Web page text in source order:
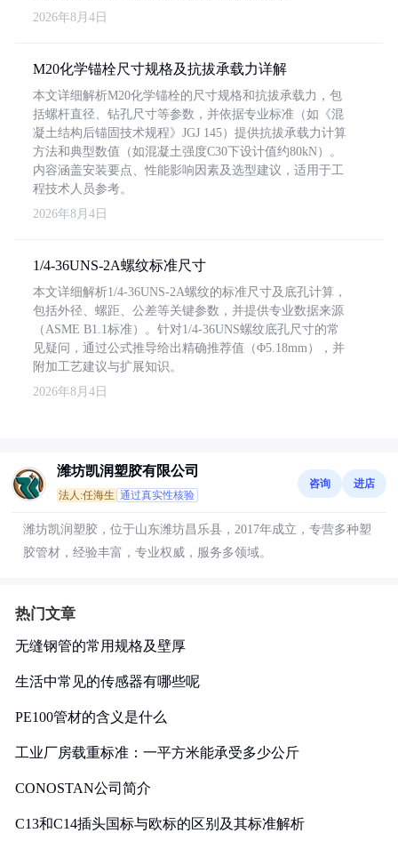
2026年8月4日
M20化学锚栓尺寸规格及抗拔承载力详解
本文详细解析M20化学锚栓的尺寸规格和抗拔承载力，包
括螺杆直径、钻孔尺寸等参数，并依据专业标准（如《混
凝土结构后锚固技术规程》JGJ 145）提供抗拔承载力计算
方法和典型数值（如混凝土强度C30下设计值约80kN）。
内容涵盖安装要点、性能影响因素及选型建议，适用于工
程技术人员参考。
2026年8月4日
1/4-36UNS-2A螺纹标准尺寸
本文详细解析1/4-36UNS-2A螺纹的标准尺寸及底孔计算，
包括外径、螺距、公差等关键参数，并提供专业数据来源
（ASME B1.1标准）。针对1/4-36UNS螺纹底孔尺寸的常
见疑问，通过公式推导给出精确推荐值（Φ5.18mm），并
附加工艺建议与扩展知识。
2026年8月4日
潍坊凯润塑胶有限公司
法人:任海生 通过真实性核验
咨询 进店
潍坊凯润塑胶，位于山东潍坊昌乐县，2017年成立，专营多种塑
胶管材，经验丰富，专业权威，服务多领域。
热门文章
无缝钢管的常用规格及壁厚
生活中常见的传感器有哪些呢
PE100管材的含义是什么
工业厂房载重标准：一平方米能承受多少公斤
CONOSTAN公司简介
C13和C14插头国标与欧标的区别及其标准解析